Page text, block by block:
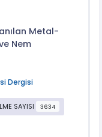
Metal-
Nem
Dergisi
SAYISI 3634